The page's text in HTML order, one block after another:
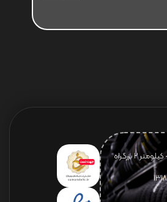
آدرس: تهران -کیلومتر 12 بزرگراه فتح – کیلومتر ۲ بزرگراه